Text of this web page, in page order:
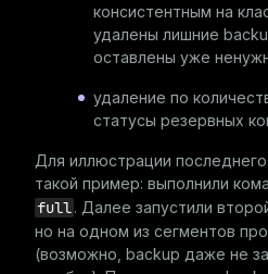
консистентным на
удалены лишние
оставлены уже
удаление по
статусы резервных
Для иллюстрации
такой пример: выполнили
full. Далее запустили
но на одном из сегментов
(возможно, backup даже не